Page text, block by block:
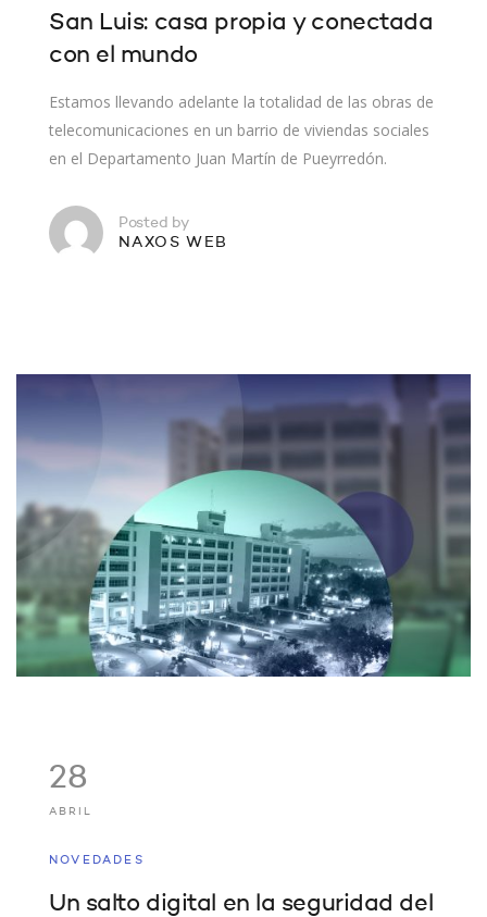
San Luis: casa propia y conectada
con el mundo
Estamos llevando adelante la totalidad de las obras de
telecomunicaciones en un barrio de viviendas sociales
en el Departamento Juan Martín de Pueyrredón.
Posted by
NAXOS WEB
28
ABRIL
NOVEDADES
Un salto digital en la seguridad del